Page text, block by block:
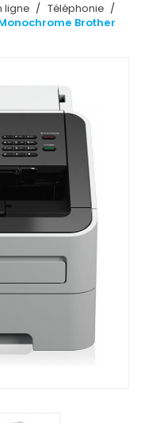
ligne
Téléphonie
Brother